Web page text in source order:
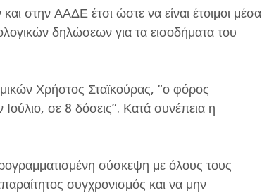
στην ΑΑΔΕ έτσι ώστε να είναι έτοιμοι μέσα
δηλώσεων για τα εισοδήματα του
Χρήστος Σταϊκούρας, “ο φόρος
σε 8 δόσεις”. Κατά συνέπεια η
σύσκεψη με όλους τους
συγχρονισμός και να μην